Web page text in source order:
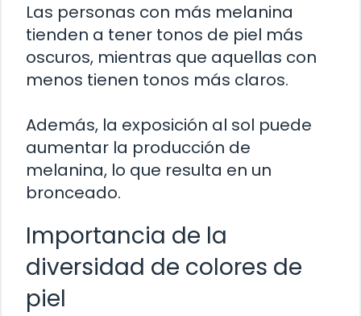
Las personas con más melanina
tienden a tener tonos de piel más
oscuros, mientras que aquellas con
menos tienen tonos más claros.
Además, la exposición al sol puede
aumentar la producción de
melanina, lo que resulta en un
bronceado.
Importancia de la
diversidad de colores de
piel